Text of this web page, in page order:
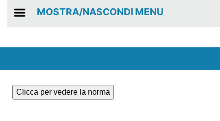
MOSTRA/NASCONDI MENU
Clicca per vedere la norma